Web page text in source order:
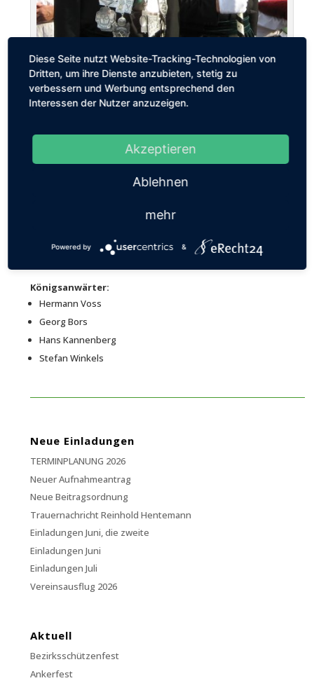
König Georg Bors, Adjutant Antonius Kamps
Vogelschießen am 31. August 2008, 103 Teilnehmer, die
Preis:Hans-Dieter Track
Königsanwärter:
Hermann Voss
Georg Bors
Hans Kannenberg
Stefan Winkels
Neue Einladungen
TERMINPLANUNG 2026
Neuer Aufnahmeantrag
Neue Beitragsordnung
Trauernachricht Reinhold Hentemann
Einladungen Juni, die zweite
Einladungen Juni
Einladungen Juli
Vereinsausflug 2026
Aktuell
Bezirksschützenfest
Ankerfest
Diese Seite nutzt Website-Tracking-Technologien von
Dritten, um ihre Dienste anzubieten, stetig zu
verbessern und Werbung entsprechend den
Interessen der Nutzer anzuzeigen.
Akzeptieren
Ablehnen
mehr
Powered by &